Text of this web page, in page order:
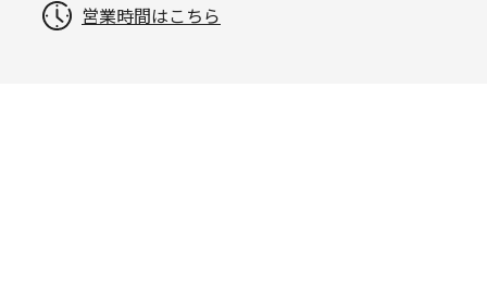
営業時間はこちら